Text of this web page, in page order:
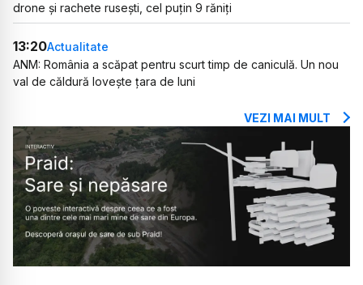
drone și rachete rusești, cel puțin 9 răniți
13:20Actualitate
ANM: România a scăpat pentru scurt timp de caniculă. Un nou
val de căldură lovește țara de luni
VEZI MAI MULT